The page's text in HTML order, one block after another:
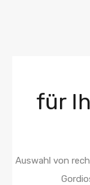
für
Auswahl von